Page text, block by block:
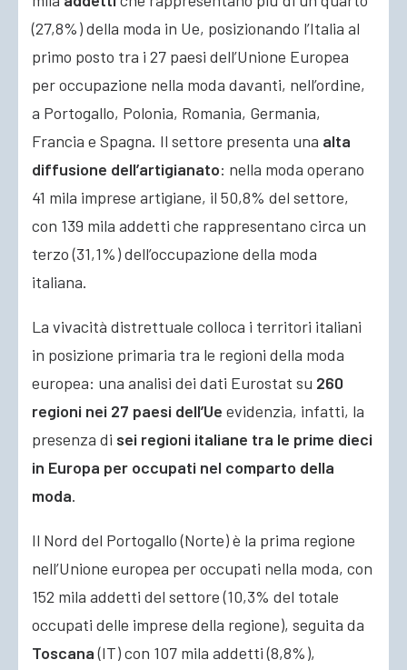
(27,8%) della moda in Ue, posizionando l’Italia al
primo posto tra i 27 paesi dell’Unione Europea
per occupazione nella moda davanti, nell’ordine,
a Portogallo, Polonia, Romania, Germania,
Francia e Spagna. Il settore presenta una alta
diffusione dell’artigianato: nella moda operano
41 mila imprese artigiane, il 50,8% del settore,
con 139 mila addetti che rappresentano circa un
terzo (31,1%) dell’occupazione della moda
italiana.
La vivacità distrettuale colloca i territori italiani
in posizione primaria tra le regioni della moda
europea: una analisi dei dati Eurostat su 260
regioni nei 27 paesi dell’Ue evidenzia, infatti, la
presenza di sei regioni italiane tra le prime dieci
in Europa per occupati nel comparto della
moda.
Il Nord del Portogallo (Norte) è la prima regione
nell’Unione europea per occupati nella moda, con
152 mila addetti del settore (10,3% del totale
occupati delle imprese della regione), seguita da
Toscana(IT) con 107 mila addetti (8,8%),